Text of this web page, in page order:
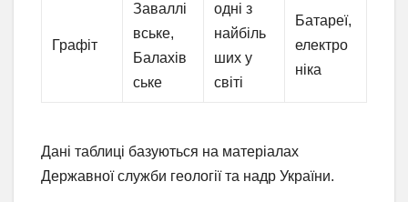
Графіт
Заваллі
вське,
Балахів
ське
одні з
найбіль
ших у
світі
Батареї,
електро
ніка
Дані таблиці базуються на матеріалах
Державної служби геології та надр України.